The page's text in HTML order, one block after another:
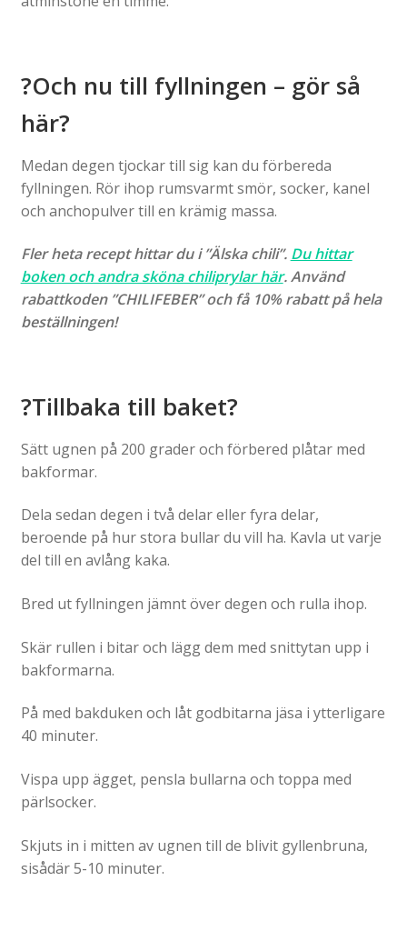
?Och nu till fyllningen – gör så
här?
Medan degen tjockar till sig kan du förbereda
fyllningen. Rör ihop rumsvarmt smör, socker, kanel
och anchopulver till en krämig massa.
Fler heta recept hittar du i ”Älska chili”. Du hittar
boken och andra sköna chiliprylar här. Använd
rabattkoden ”CHILIFEBER” och få 10% rabatt på hela
beställningen!
?Tillbaka till baket?
Sätt ugnen på 200 grader och förbered plåtar med
bakformar.
Dela sedan degen i två delar eller fyra delar,
beroende på hur stora bullar du vill ha. Kavla ut varje
del till en avlång kaka.
Bred ut fyllningen jämnt över degen och rulla ihop.
Skär rullen i bitar och lägg dem med snittytan upp i
bakformarna.
På med bakduken och låt godbitarna jäsa i ytterligare
40 minuter.
Vispa upp ägget, pensla bullarna och toppa med
pärlsocker.
Skjuts in i mitten av ugnen till de blivit gyllenbruna,
sisådär 5-10 minuter.